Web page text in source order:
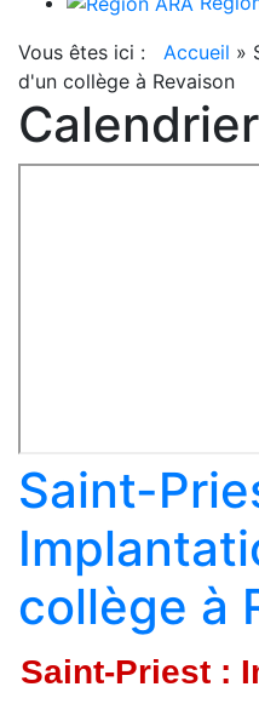
Vous êtes ici : Accueil »
d'un collège à Revaison
Calendrier
Saint-
collège à
Saint-Priest :